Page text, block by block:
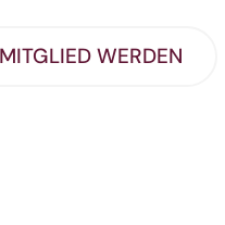
WERDEN